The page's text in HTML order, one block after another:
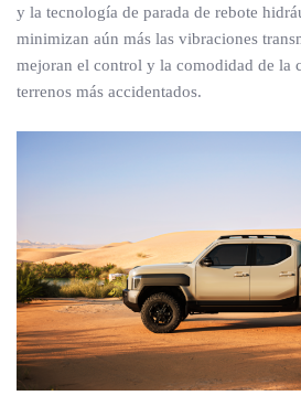
y la tecnología de parada de rebote
minimizan aún más las vibraciones
mejoran el control y la comodidad de la
terrenos más accidentados.